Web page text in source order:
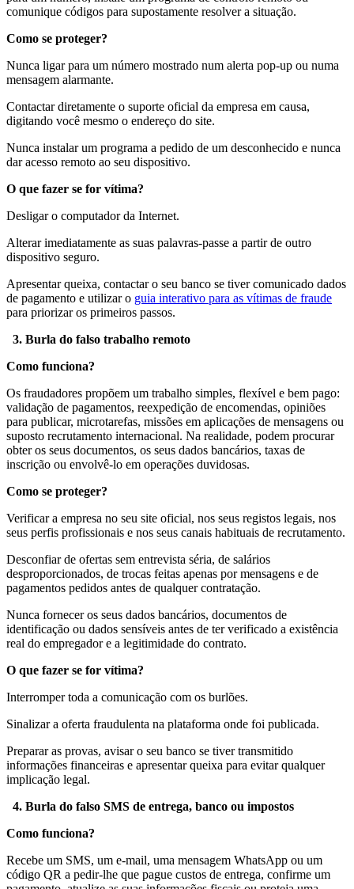
comunique códigos para supostamente resolver a situação.
Como se proteger?
Nunca ligar para um número mostrado num alerta pop-up ou numa
mensagem alarmante.
Contactar diretamente o suporte oficial da empresa em causa,
digitando você mesmo o endereço do site.
Nunca instalar um programa a pedido de um desconhecido e nunca
dar acesso remoto ao seu dispositivo.
O que fazer se for vítima?
Desligar o computador da Internet.
Alterar imediatamente as suas palavras-passe a partir de outro
dispositivo seguro.
Apresentar queixa, contactar o seu banco se tiver comunicado dados
de pagamento e utilizar o guia interativo para as vítimas de fraude
para priorizar os primeiros passos.
3. Burla do falso trabalho remoto
Como funciona?
Os fraudadores propõem um trabalho simples, flexível e bem pago:
validação de pagamentos, reexpedição de encomendas, opiniões
para publicar, microtarefas, missões em aplicações de mensagens ou
suposto recrutamento internacional. Na realidade, podem procurar
obter os seus documentos, os seus dados bancários, taxas de
inscrição ou envolvê-lo em operações duvidosas.
Como se proteger?
Verificar a empresa no seu site oficial, nos seus registos legais, nos
seus perfis profissionais e nos seus canais habituais de recrutamento.
Desconfiar de ofertas sem entrevista séria, de salários
desproporcionados, de trocas feitas apenas por mensagens e de
pagamentos pedidos antes de qualquer contratação.
Nunca fornecer os seus dados bancários, documentos de
identificação ou dados sensíveis antes de ter verificado a existência
real do empregador e a legitimidade do contrato.
O que fazer se for vítima?
Interromper toda a comunicação com os burlões.
Sinalizar a oferta fraudulenta na plataforma onde foi publicada.
Preparar as provas, avisar o seu banco se tiver transmitido
informações financeiras e apresentar queixa para evitar qualquer
implicação legal.
4. Burla do falso SMS de entrega, banco ou impostos
Como funciona?
Recebe um SMS, um e-mail, uma mensagem WhatsApp ou um
código QR a pedir-lhe que pague custos de entrega, confirme um